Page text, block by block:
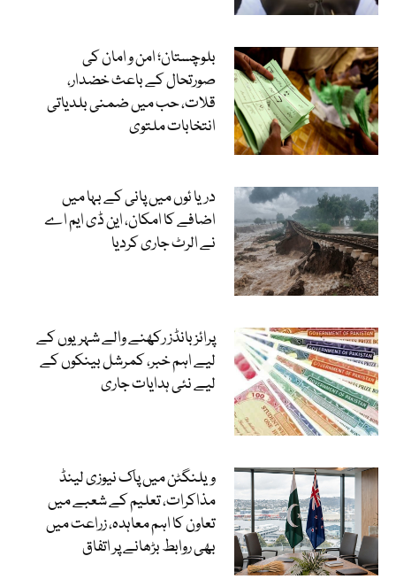
بلوچستان؛ امن و امان کی
صورتحال کے باعث خضدار،
قلات، حب میں ضمنی بلدیاتی
انتخابات ملتوی
دریا ئوں میں پانی کے بہا میں
اضافے کا امکان، این ڈی ایم اے
نے الرٹ جاری کردیا
پرائز بانڈز رکھنے والے شہریوں کے
لیے اہم خبر، کمرشل بینکوں کے
لیے نئی ہدایات جاری
ویلنگٹن میں پاک نیوزی لینڈ
مذاکرات، تعلیم کے شعبے میں
تعاون کا اہم معاہدہ، زراعت میں
بھی روابط بڑھانے پر اتفاق